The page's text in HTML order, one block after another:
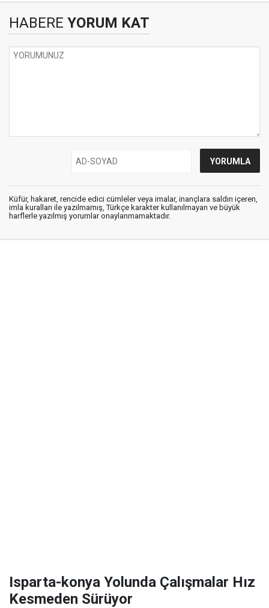
HABERE YORUM KAT
Küfür, hakaret, rencide edici cümleler veya imalar, inançlara saldırı içeren,
imla kuralları ile yazılmamış, Türkçe karakter kullanılmayan ve büyük
harflerle yazılmış yorumlar onaylanmamaktadır.
Isparta-konya Yolunda Çalışmalar Hız
Kesmeden Sürüyor